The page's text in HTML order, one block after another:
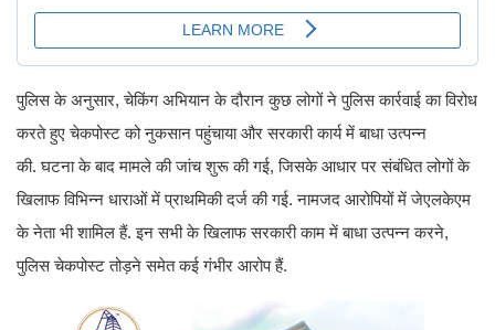
पुलिस के अनुसार, चेकिंग अभियान के दौरान कुछ लोगों ने पुलिस कार्रवाई का विरोध
करते हुए चेकपोस्ट को नुकसान पहुंचाया और सरकारी कार्य में बाधा उत्पन्न
की. घटना के बाद मामले की जांच शुरू की गई, जिसके आधार पर संबंधित लोगों के
खिलाफ विभिन्न धाराओं में प्राथमिकी दर्ज की गई. नामजद आरोपियों में जेएलकेएम
के नेता भी शामिल हैं. इन सभी के खिलाफ सरकारी काम में बाधा उत्पन्न करने,
पुलिस चेकपोस्ट तोड़ने समेत कई गंभीर आरोप हैं.